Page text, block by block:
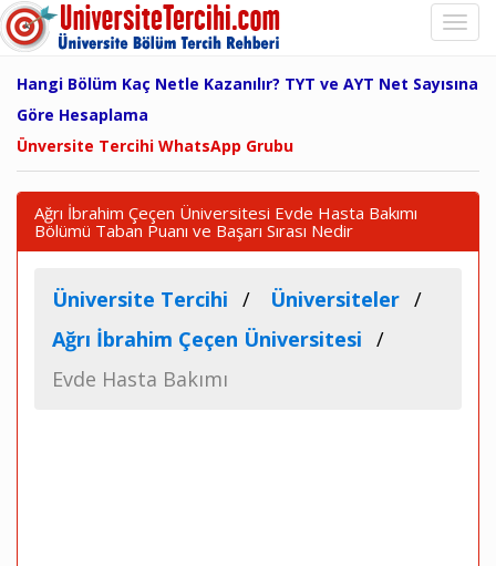
Hangi Bölüm Kaç Netle Kazanılır? TYT ve AYT Net Sayısına
Göre Hesaplama
Ünversite Tercihi WhatsApp Grubu
Ağrı İbrahim Çeçen Üniversitesi Evde Hasta Bakımı
Bölümü Taban Puanı ve Başarı Sırası Nedir
Üniversite Tercihi
Üniversiteler
Ağrı İbrahim Çeçen Üniversitesi
Evde Hasta Bakımı